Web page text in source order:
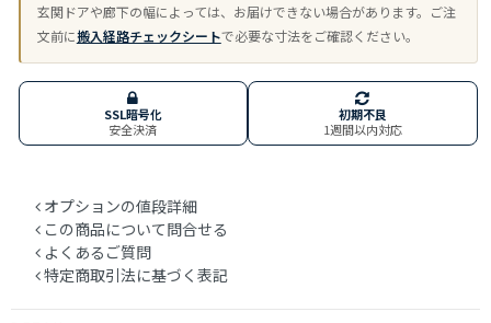
玄関ドアや廊下の幅によっては、お届けできない場合があります。ご注
文前に搬入経路チェックシートで必要な寸法をご確認ください。
SSL暗号化
安全決済
初期不良
1週間以内対応
オプションの値段詳細
この商品について問合せる
よくあるご質問
特定商取引法に基づく表記